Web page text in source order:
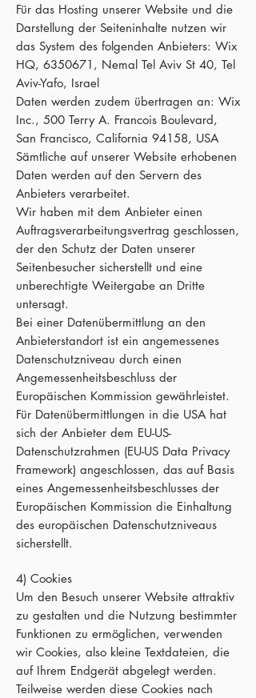
Für das Hosting unserer Website und die
Darstellung der Seiteninhalte nutzen wir
das System des folgenden Anbieters: Wix
HQ, 6350671 , Nemal Tel Aviv St 40, Tel
Aviv-Yafo, Israel
Daten werden zudem übertragen an: Wix
Inc., 500 Terry A. Francois Boulevard,
San Francisco, California 94158, USA
Sämtliche auf unserer Website erhobenen
Daten werden auf den Servern des
Anbieters verarbeitet.
Wir haben mit dem Anbieter einen
Auftragsverarbeitungsvertrag geschlossen,
der den Schutz der Daten unserer
Seitenbesucher sicherstellt und eine
unberechtigte Weitergabe an Dritte
untersagt.
Bei einer Datenübermittlung an den
Anbieterstandort ist ein angemessenes
Datenschutzniveau durch einen
Angemessenheitsbeschluss der
Europäischen Kommission gewährleistet.
Für Datenübermittlungen in die USA hat
sich der Anbieter dem EU-US-
Datenschutzrahmen (EU-US Data Privacy
Framework) angeschlossen, das auf Basis
eines Angemessenheitsbeschlusses der
Europäischen Kommission die Einhaltung
des europäischen Datenschutzniveaus
sicherstellt.
4) Cookies
Um den Besuch unserer Website attraktiv
zu gestalten und die Nutzung bestimmter
Funktionen zu ermöglichen, verwenden
wir Cookies, also kleine Textdateien, die
auf Ihrem Endgerät abgelegt werden.
Teilweise werden diese Cookies nach